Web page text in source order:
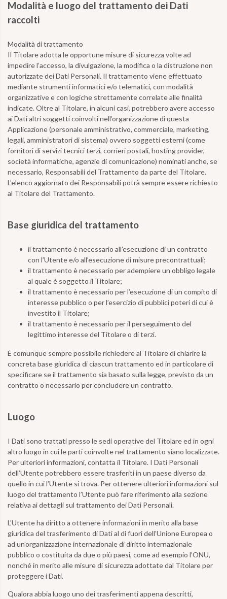
Modalità e luogo del trattamento dei Dati
raccolti
Modalità di trattamento
Il Titolare adotta le opportune misure di sicurezza volte ad
impedire l’accesso, la divulgazione, la modifica o la distruzione non
autorizzate dei Dati Personali. Il trattamento viene effettuato
mediante strumenti informatici e/o telematici, con modalità
organizzative e con logiche strettamente correlate alle finalità
indicate. Oltre al Titolare, in alcuni casi, potrebbero avere accesso
ai Dati altri soggetti coinvolti nell’organizzazione di questa
Applicazione (personale amministrativo, commerciale, marketing,
legali, amministratori di sistema) ovvero soggetti esterni (come
fornitori di servizi tecnici terzi, corrieri postali, hosting provider,
società informatiche, agenzie di comunicazione) nominati anche, se
necessario, Responsabili del Trattamento da parte del Titolare.
L’elenco aggiornato dei Responsabili potrà sempre essere richiesto
al Titolare del Trattamento.
Base giuridica del trattamento
il trattamento è necessario all’esecuzione di un contratto
con l’Utente e/o all’esecuzione di misure precontrattuali;
il trattamento è necessario per adempiere un obbligo legale
al quale è soggetto il Titolare;
il trattamento è necessario per l’esecuzione di un compito di
interesse pubblico o per l’esercizio di pubblici poteri di cui è
investito il Titolare;
il trattamento è necessario per il perseguimento del
legittimo interesse del Titolare o di terzi.
È comunque sempre possibile richiedere al Titolare di chiarire la
concreta base giuridica di ciascun trattamento ed in particolare di
specificare se il trattamento sia basato sulla legge, previsto da un
contratto o necessario per concludere un contratto.
Luogo
I Dati sono trattati presso le sedi operative del Titolare ed in ogni
altro luogo in cui le parti coinvolte nel trattamento siano localizzate.
Per ulteriori informazioni, contatta il Titolare. I Dati Personali
dell’Utente potrebbero essere trasferiti in un paese diverso da
quello in cui l’Utente si trova. Per ottenere ulteriori informazioni sul
luogo del trattamento l’Utente può fare riferimento alla sezione
relativa ai dettagli sul trattamento dei Dati Personali.
L’Utente ha diritto a ottenere informazioni in merito alla base
giuridica del trasferimento di Dati al di fuori dell’Unione Europea o
ad un’organizzazione internazionale di diritto internazionale
pubblico o costituita da due o più paesi, come ad esempio l’ONU,
nonché in merito alle misure di sicurezza adottate dal Titolare per
proteggere i Dati.
Qualora abbia luogo uno dei trasferimenti appena descritti,